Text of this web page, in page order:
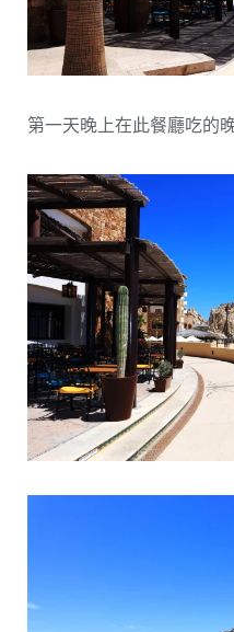
第一天晚上在此餐廳吃的